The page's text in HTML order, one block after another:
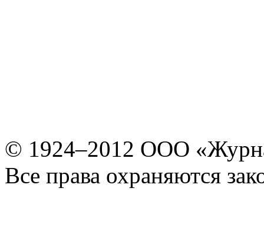
© 1924–2012 ООО
Все права охраняются